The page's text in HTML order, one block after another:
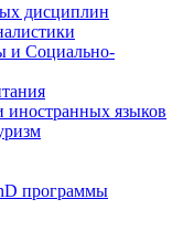
дисциплин
и Социально-
иностранных языков
программы